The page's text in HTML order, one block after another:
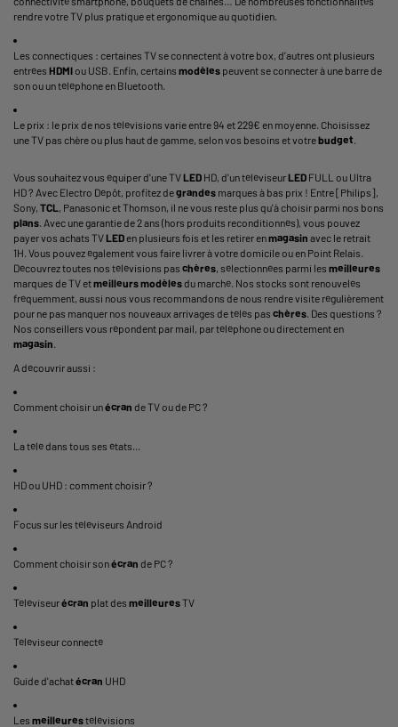
rendre votre TV plus pratique et ergonomique au quotidien.
Les connectiques : certaines TV se connectent à votre box, d’autres ont plusieurs
entrées HDMIou USB. Enfin, certains modèles peuvent se connecter à une barre de
son ou un téléphone en Bluetooth.
Le prix : le prix de nos télévisions varie entre 94 et 229€ en moyenne. Choisissez
une TV pas chère ou plus haut de gamme, selon vos besoins et votrebudget.
Vous souhaitez vous équiper d'une TVLED HD, d'un téléviseurLED FULL ou Ultra
HD ? Avec Electro Dépôt, profitez degrandes marques à bas prix ! Entre [Philips],
Sony, TCL, Panasonic et Thomson, il ne vous reste plus qu'à choisir parmi nos bons
plans. Avec une garantie de 2 ans (hors produits reconditionnés), vous pouvez
payer vos achats TVLEDen plusieurs fois et les retirer enmagasin avec le retrait
1H. Vous pouvez également vous faire livrer à votre domicile ou en Point Relais.
Découvrez toutes nos télévisions pas chères, sélectionnées parmi les meilleures
marques de TV etmeilleursmodèlesdu marché. Nos stocks sont renouvelés
fréquemment, aussi nous vous recommandons de nous rendre visite régulièrement
pour ne pas manquer nos nouveaux arrivages de télés pas chères. Des questions ?
Nos conseillers vous répondent par mail, par téléphone ou directement en
magasin.
A découvrir aussi :
Comment choisir unécran de TV ou de PC ?
La télé dans tous ses états...
HD ou UHD : comment choisir ?
Focus sur les téléviseurs Android
Comment choisir sonécran de PC ?
Téléviseurécran plat des meilleures TV
Téléviseur connecté
Guide d'achatécran UHD
Les meilleurestélévisions